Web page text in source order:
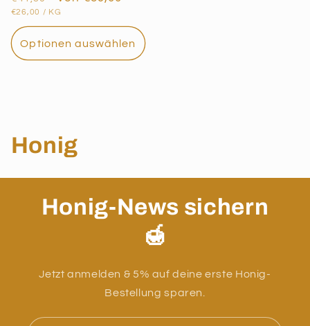
Preis
GRUNDPREIS
€26,00 / PRO
KG
Optionen auswählen
K
a
Honig
Honig-News sichern
🍯
Jetzt anmelden & 5% auf deine erste Honig-
Bestellung sparen.